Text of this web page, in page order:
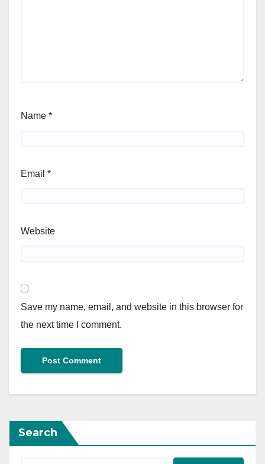
Name *
Email *
Website
Save my name, email, and website in this browser for
the next time I comment.
Search